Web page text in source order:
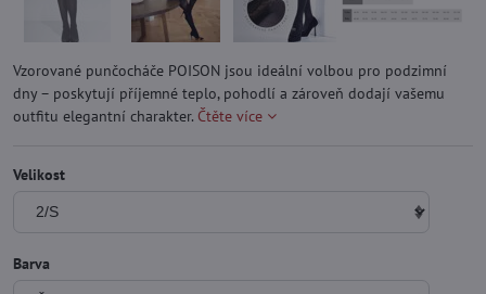
Vzorované punčocháče POISON jsou ideální volbou pro podzimní
dny – poskytují příjemné teplo, pohodlí a zároveň dodají vašemu
outfitu elegantní charakter. Čtěte více
Velikost
Barva